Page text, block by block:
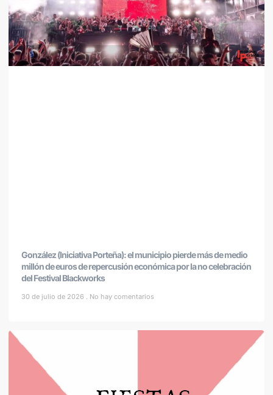
González (Iniciativa Porteña): el municipio pierde más de medio
millón de euros de repercusión económica por la no celebración
del Festival Blackworks
30 de julio de 2026 No hay comentarios